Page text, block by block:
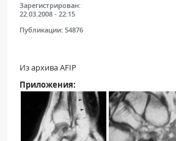
Зарегистрирован:
22.03.2008 - 22:15
Публикации: 54876
Из архива AFIP
Приложения: